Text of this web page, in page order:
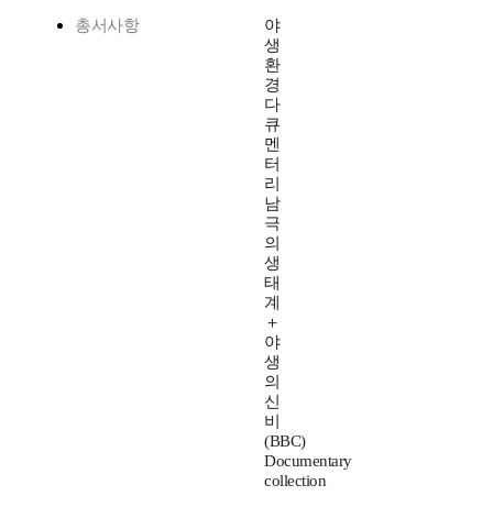
총서사항
야
생
환
경
다
큐
멘
터
리
남
극
의
생
태
계
＋
야
생
의
신
비
(BBC)
Documentary
collection